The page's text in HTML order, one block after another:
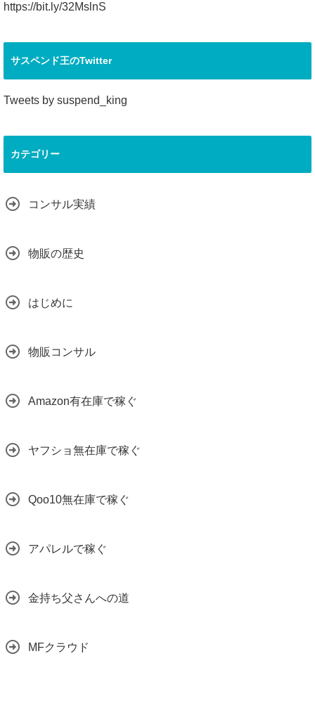
https://bit.ly/32MslnS
サスペンド王のTwitter
Tweets by suspend_king
カテゴリー
コンサル実績
物販の歴史
はじめに
物販コンサル
Amazon有在庫で稼ぐ
ヤフショ無在庫で稼ぐ
Qoo10無在庫で稼ぐ
アパレルで稼ぐ
金持ち父さんへの道
MFクラウド